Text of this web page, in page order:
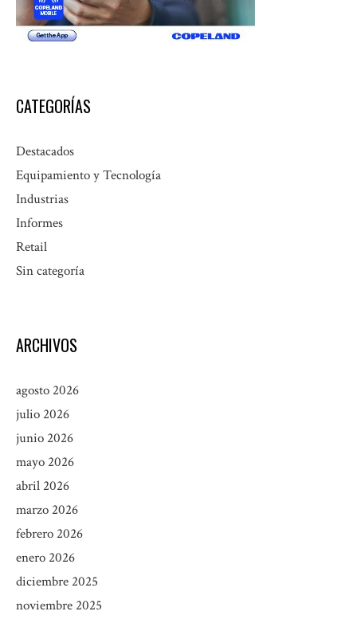
CATEGORÍAS
Destacados
Equipamiento y Tecnología
Industrias
Informes
Retail
Sin categoría
ARCHIVOS
agosto 2026
julio 2026
junio 2026
mayo 2026
abril 2026
marzo 2026
febrero 2026
enero 2026
diciembre 2025
noviembre 2025